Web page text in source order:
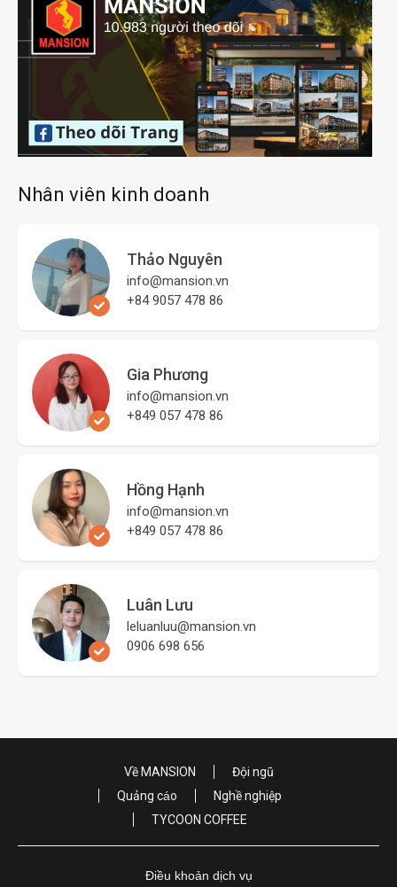
Nhân viên kinh doanh
Thảo Nguyên
info@mansion.vn
+84 9057 478 86
Gia Phương
info@mansion.vn
+849 057 478 86
Hồng Hạnh
info@mansion.vn
+849 057 478 86
Luân Lưu
leluanluu@mansion.vn
0906 698 656
Về MANSION
Đội ngũ
Quảng cáo
Nghề nghiệp
TYCOON COFFEE
Điều khoản dịch vụ